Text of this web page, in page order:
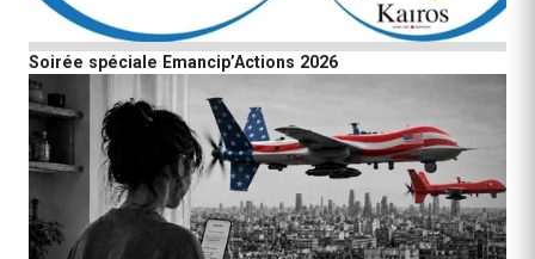
Soirée spéciale Emancip’Actions 2026